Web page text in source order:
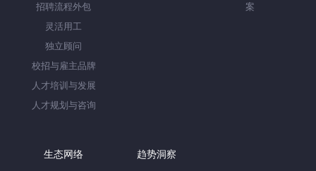
招聘流程外包
灵活用工
独立顾问
校招与雇主品牌
人才培训与发展
人才规划与咨询
案
生态网络 趋势洞察